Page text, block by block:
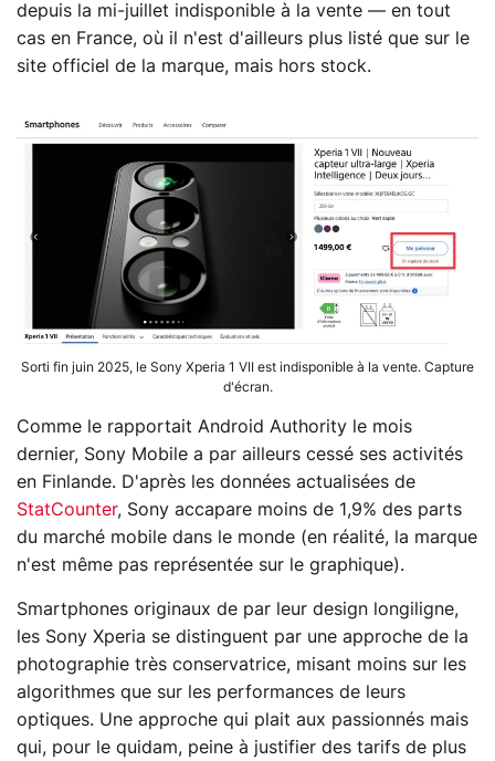
depuis la mi-juillet indisponible à la vente — en tout
cas en France, où il n'est d'ailleurs plus listé que sur le
site officiel de la marque, mais hors stock.
Sorti fin juin 2025, le Sony Xperia 1 VII est indisponible à la vente. Capture
d'écran.
Comme le rapportait Android Authority le mois
dernier, Sony Mobile a par ailleurs cessé ses activités
en Finlande. D'après les données actualisées de
StatCounter, Sony accapare moins de 1,9% des parts
du marché mobile dans le monde (en réalité, la marque
n'est même pas représentée sur le graphique).
Smartphones originaux de par leur design longiligne,
les Sony Xperia se distinguent par une approche de la
photographie très conservatrice, misant moins sur les
algorithmes que sur les performances de leurs
optiques. Une approche qui plait aux passionnés mais
qui, pour le quidam, peine à justifier des tarifs de plus